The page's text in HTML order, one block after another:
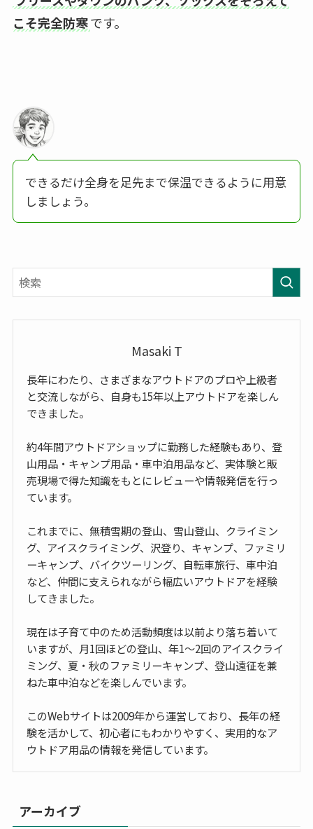
こそ完全防寒です。
できるだけ全身を足先まで保温できるように用意
しましょう。
Masaki T
長年にわたり、さまざまなアウトドアのプロや上級者
と交流しながら、自身も15年以上アウトドアを楽しん
できました。
約4年間アウトドアショップに勤務した経験もあり、登
山用品・キャンプ用品・車中泊用品など、実体験と販
売現場で得た知識をもとにレビューや情報発信を行っ
ています。
これまでに、無積雪期の登山、雪山登山、クライミン
グ、アイスクライミング、沢登り、キャンプ、ファミリ
ーキャンプ、バイクツーリング、自転車旅行、車中泊
など、仲間に支えられながら幅広いアウトドアを経験
してきました。
現在は子育て中のため活動頻度は以前より落ち着いて
いますが、月1回ほどの登山、年1〜2回のアイスクライ
ミング、夏・秋のファミリーキャンプ、登山遠征を兼
ねた車中泊などを楽しんでいます。
このWebサイトは2009年から運営しており、長年の経
験を活かして、初心者にもわかりやすく、実用的なア
ウトドア用品の情報を発信しています。
アーカイブ